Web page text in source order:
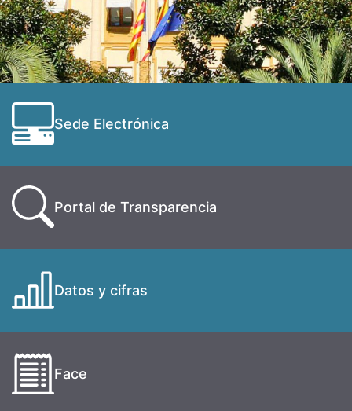
Sede Electrónica
Portal de Transparencia
Datos y cifras
Face